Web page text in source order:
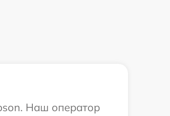
Наш оператор